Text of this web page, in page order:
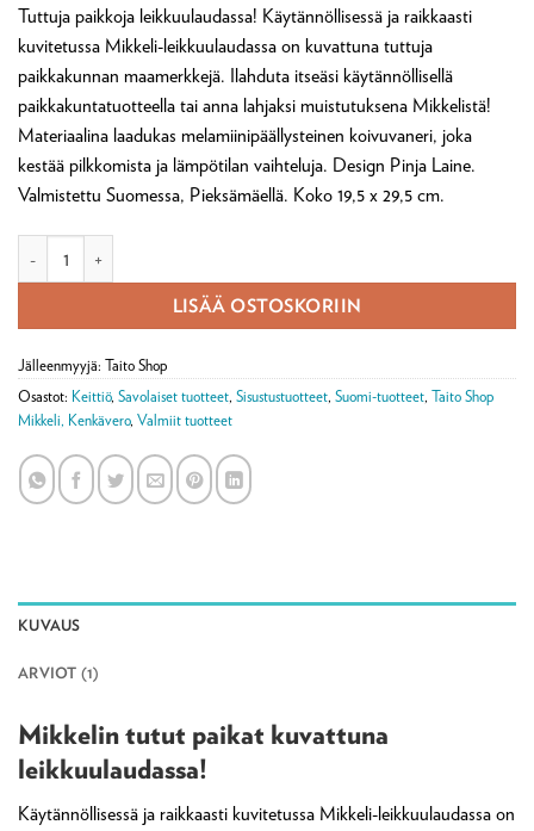
asiakkaan
arvotukseen.
Tuttuja paikkoja leikkuulaudassa! Käytännöllisessä ja raikkaasti
kuvitetussa Mikkeli-leikkuulaudassa on kuvattuna tuttuja
paikkakunnan maamerkkejä. Ilahduta itseäsi käytännöllisellä
paikkakuntatuotteella tai anna lahjaksi muistutuksena Mikkelistä!
Materiaalina laadukas melamiinipäällysteinen koivuvaneri, joka
kestää pilkkomista ja lämpötilan vaihteluja. Design Pinja Laine.
Valmistettu Suomessa, Pieksämäellä. Koko 19,5 x 29,5 cm.
LISÄÄ OSTOSKORIIN
Jälleenmyyjä: Taito Shop
Osastot: Keittiö, Savolaiset tuotteet, Sisustustuotteet, Suomi-tuotteet, Taito Shop
Mikkeli, Kenkävero, Valmiit tuotteet
KUVAUS
ARVIOT (1)
Mikkelin tutut paikat kuvattuna
leikkuulaudassa!
Käytännöllisessä ja raikkaasti kuvitetussa Mikkeli-leikkuulaudassa on